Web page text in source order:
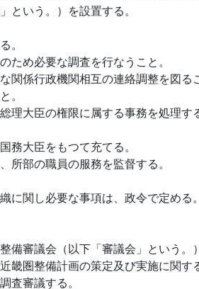
という。）を設置する。
。
ため必要な調査を行なうこと。
関係行政機関相互の連絡調整を図る
。
理大臣の権限に属する事務を処理す
務大臣をもつて充てる。
所部の職員の服務を監督する。
に関し必要な事項は、政令で定める。
備審議会（以下「審議会」という。
畿圏整備計画の策定及び実施に関す
査審議する。